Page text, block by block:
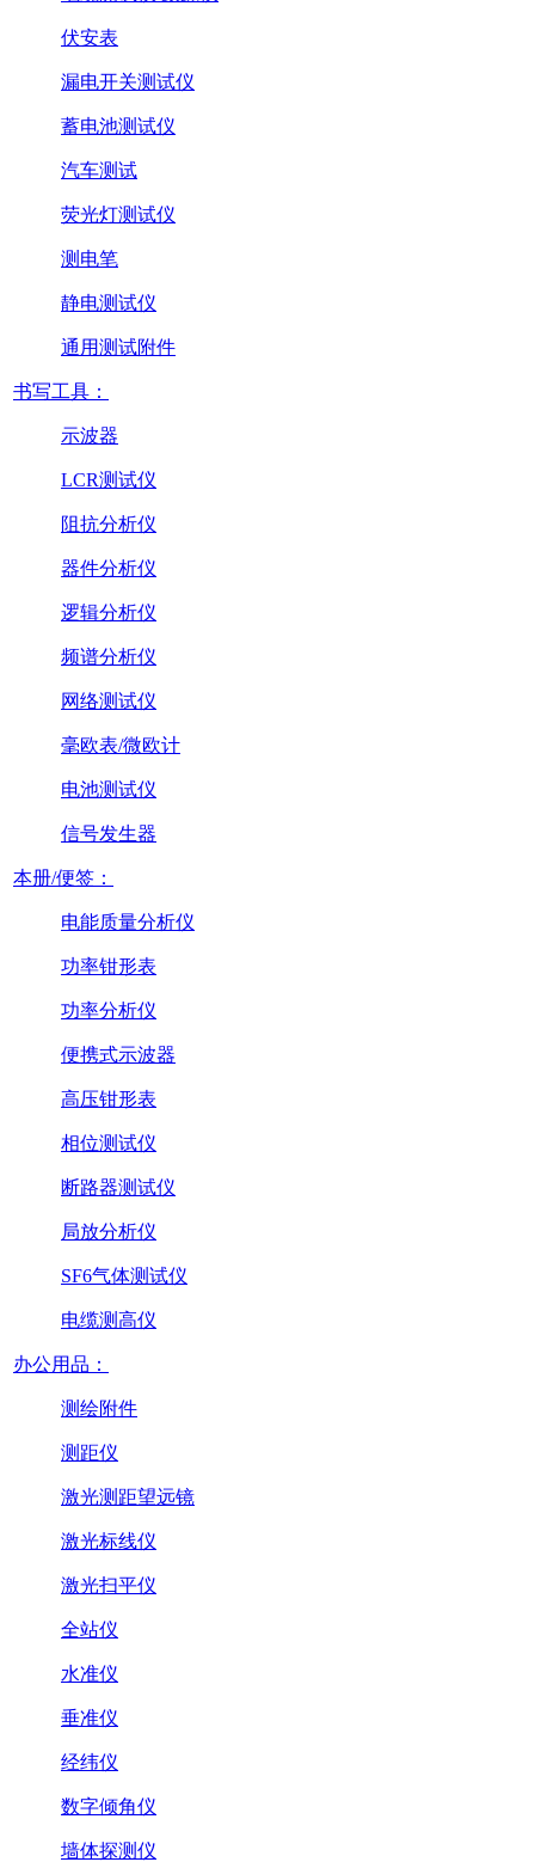
伏安表
漏电开关测试仪
蓄电池测试仪
汽车测试
荧光灯测试仪
测电笔
静电测试仪
通用测试附件
书写工具：
示波器
LCR测试仪
阻抗分析仪
器件分析仪
逻辑分析仪
频谱分析仪
网络测试仪
毫欧表/微欧计
电池测试仪
信号发生器
本册/便签：
电能质量分析仪
功率钳形表
功率分析仪
便携式示波器
高压钳形表
相位测试仪
断路器测试仪
局放分析仪
SF6气体测试仪
电缆测高仪
办公用品：
测绘附件
测距仪
激光测距望远镜
激光标线仪
激光扫平仪
全站仪
水准仪
垂准仪
经纬仪
数字倾角仪
墙体探测仪